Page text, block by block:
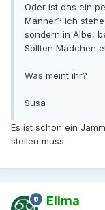
Oder ist das ein
Männer? Ich
sondern in Albe,
Sollten Mädchen
Was meint ihr?
Susa
Es ist schon ein
stellen muss.
Elima